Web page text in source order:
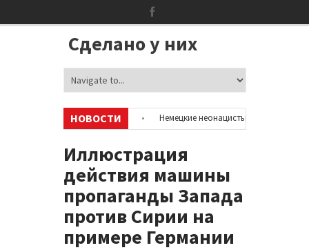
Сделано у них
НОВОСТИ
об аккаунтах в соцсетях
Немецкие неонацисты, летевшие на
Сотни бездомных мигрантов оккупировали аэропорт в Париже
Иллюстрация
действия машины
пропаганды Запада
против Сирии на
примере Германии